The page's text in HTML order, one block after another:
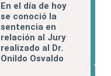
En el día de hoy
se conoció la
sentencia en
relación al Jury
realizado al Dr.
Onildo Osvaldo